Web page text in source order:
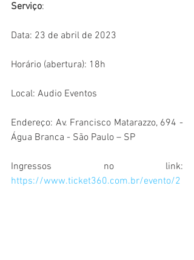
Serviço:
Data: 23 de abril de 2023
Horário (abertura): 18h
Local: Audio Eventos
Endereço: Av. Francisco Matarazzo, 694 -
Água Branca - São Paulo – SP
https://www.ticket360.com.br/evento/2